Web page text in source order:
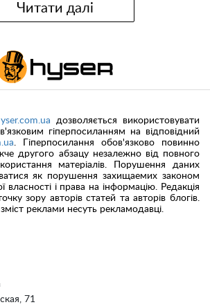
Читати далі
71
дозволяється використовувати
гіперпосиланням на відповідний
. Гіперпосилання обов'язково повинно
другого абзацу незалежно від повного
матеріалів. Порушення даних
як порушення захищаемих законом
власності і права на інформацію. Редакція
зору авторів статей та авторів блогів.
зміст реклами несуть рекламодавці.